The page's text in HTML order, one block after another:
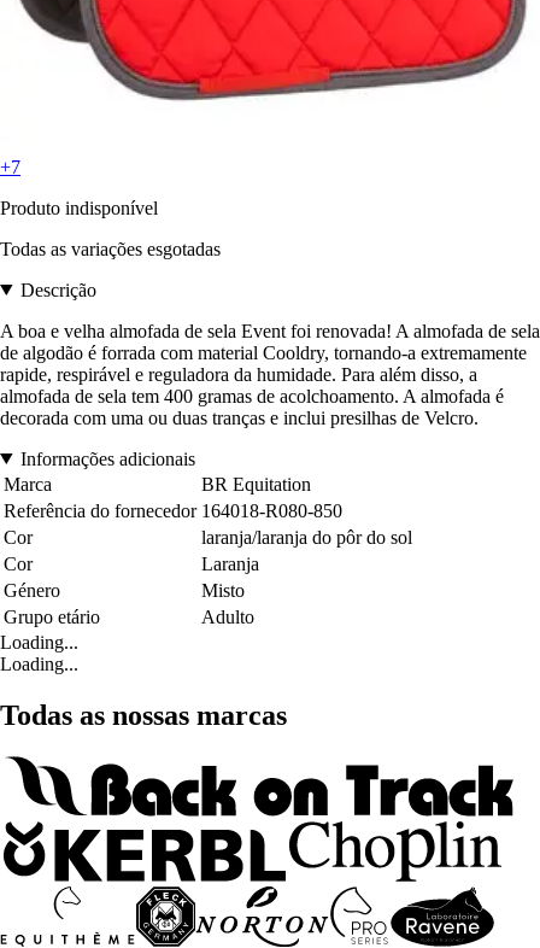
+7
Produto indisponível
Todas as variações esgotadas
Descrição
A boa e velha almofada de sela Event foi renovada! A almofada de sela
de algodão é forrada com material Cooldry, tornando-a extremamente
rapide, respirável e reguladora da humidade. Para além disso, a
almofada de sela tem 400 gramas de acolchoamento. A almofada é
decorada com uma ou duas tranças e inclui presilhas de Velcro.
Informações adicionais
Marca
BR Equitation
Referência do fornecedor 164018-R080-850
Cor
laranja/laranja do pôr do sol
Cor
Laranja
Género
Misto
Grupo etário
Adulto
Loading...
Loading...
Todas as nossas marcas